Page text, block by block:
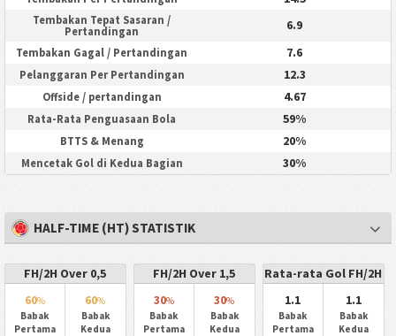
Tembakan Tepat Sasaran /
Pertandingan
6.9
Tembakan Gagal / Pertandingan 7.6
Pelanggaran Per Pertandingan 12.3
Offside / pertandingan 4.67
Rata-Rata Penguasaan Bola 59%
BTTS & Menang 20%
Mencetak Gol di Kedua Bagian 30%
HALF-TIME (HT) STATISTIK
FH/2H Over 0,5
60%
Babak
Pertama
60%
Babak
Kedua
FH/2H Over 1,5
30%
Babak
Pertama
30%
Babak
Kedua
Rata-rata Gol FH/2H
1.1
Babak
Pertama
1.1
Babak
Kedua